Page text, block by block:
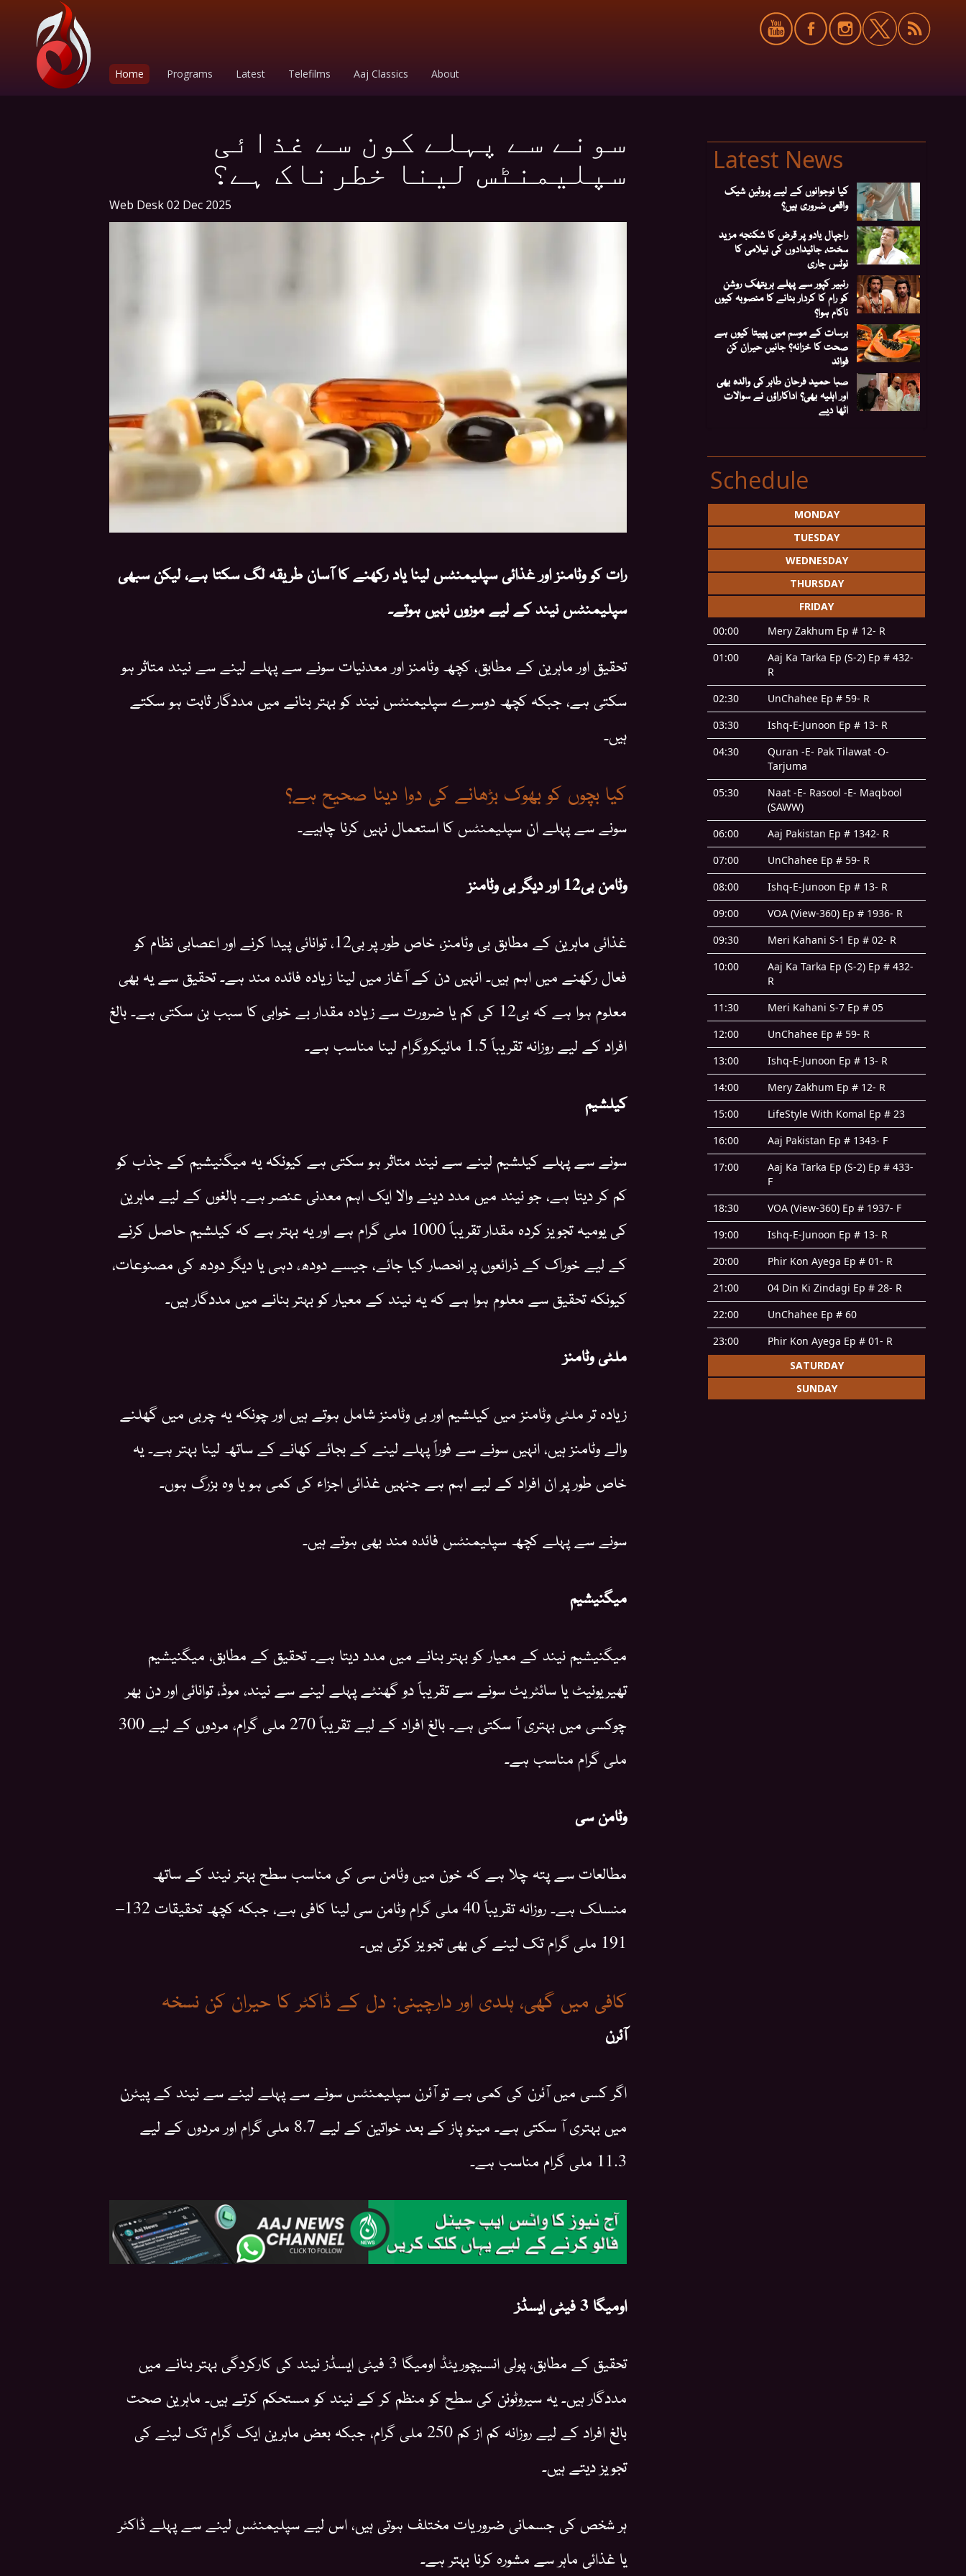
Home Programs Latest Telefilms Aaj Classics About
سونے سے پہلے کون سے غذائی
سپلیمنٹس لینا خطرناک ہے؟
Web Desk02 Dec 2025
رات کو وٹامنز اور غذائی سپلیمنٹس لینا یاد رکھنے کا آسان طریقہ لگ سکتا ہے، لیکن سبھی
سپلیمنٹس نیند کے لیے موزوں نہیں ہوتے۔
تحقیق اور ماہرین کے مطابق، کچھ وٹامنز اور معدنیات سونے سے پہلے لینے سے نیند متاثر ہو
سکتی ہے، جبکہ کچھ دوسرے سپلیمنٹس نیند کو بہتر بنانے میں مددگار ثابت ہو سکتے
ہیں۔
کیا بچوں کو بھوک بڑھانے کی دوا دینا صحیح ہے؟
سونے سے پہلے ان سپلیمنٹس کا استعمال نہیں کرنا چاہیے۔
وٹامن بی12 اور دیگر بی وٹامنز
غذائی ماہرین کے مطابق بی وٹامنز، خاص طور پر بی12، توانائی پیدا کرنے اور اعصابی نظام کو
فعال رکھنے میں اہم ہیں۔ انہیں دن کے آغاز میں لینا زیادہ فائدہ مند ہے۔ تحقیق سے یہ بھی
معلوم ہوا ہے کہ بی12 کی کم یا ضرورت سے زیادہ مقدار بے خوابی کا سبب بن سکتی ہے۔ بالغ
افراد کے لیے روزانہ تقریباً 1.5 مائیکروگرام لینا مناسب ہے۔
کیلشیم
سونے سے پہلے کیلشیم لینے سے نیند متاثر ہو سکتی ہے کیونکہ یہ میگنیشیم کے جذب کو
کم کر دیتا ہے، جو نیند میں مدد دینے والا ایک اہم معدنی عنصر ہے۔ بالغوں کے لیے ماہرین
کی یومیہ تجویز کردہ مقدار تقریباً 1000 ملی گرام ہے اور یہ بہتر ہے کہ کیلشیم حاصل کرنے
کے لیے خوراک کے ذرائعوں پر انحصار کیا جائے، جیسے دودھ، دہی یا دیگر دودھ کی مصنوعات،
کیونکہ تحقیق سے معلوم ہوا ہے کہ یہ نیند کے معیار کو بہتر بنانے میں مددگار ہیں۔
ملٹی وٹامنز
زیادہ تر ملٹی وٹامنز میں کیلشیم اور بی وٹامنز شامل ہوتے ہیں اور چونکہ یہ چربی میں گھلنے
والے وٹامنز ہیں، انہیں سونے سے فوراً پہلے لینے کے بجائے کھانے کے ساتھ لینا بہتر ہے۔ یہ
خاص طور پر ان افراد کے لیے اہم ہے جنہیں غذائی اجزاء کی کمی ہو یا وہ بزرگ ہوں۔
سونے سے پہلے کچھ سپلیمنٹس فائدہ مند بھی ہوتے ہیں۔
میگنیشیم
میگنیشیم نیند کے معیار کو بہتر بنانے میں مدد دیتا ہے۔ تحقیق کے مطابق، میگنیشیم
تھیریونیٹ یا سائٹریٹ سونے سے تقریباً دو گھنٹے پہلے لینے سے نیند، موڈ، توانائی اور دن بھر
چوکسی میں بہتری آ سکتی ہے۔ بالغ افراد کے لیے تقریباً 270 ملی گرام، مردوں کے لیے 300
ملی گرام مناسب ہے۔
وٹامن سی
مطالعات سے پتہ چلا ہے کہ خون میں وٹامن سی کی مناسب سطح بہتر نیند کے ساتھ
منسلک ہے۔ روزانہ تقریباً 40 ملی گرام وٹامن سی لینا کافی ہے، جبکہ کچھ تحقیقات 132–
191 ملی گرام تک لینے کی بھی تجویز کرتی ہیں۔
کافی میں گھی، ہلدی اور دارچینی: دل کے ڈاکٹر کا حیران کن نسخہ
آئرن
اگر کسی میں آئرن کی کمی ہے تو آئرن سپلیمنٹس سونے سے پہلے لینے سے نیند کے پیٹرن
میں بہتری آ سکتی ہے۔ مینو پاز کے بعد خواتین کے لیے 8.7 ملی گرام اور مردوں کے لیے
11.3 ملی گرام مناسب ہے۔
اومیگا 3 فیٹی ایسڈز
تحقیق کے مطابق، پولی انسیچوریٹڈ اومیگا 3 فیٹی ایسڈز نیند کی کارکردگی بہتر بنانے میں
مددگار ہیں۔ یہ سیروٹونن کی سطح کو منظم کر کے نیند کو مستحکم کرتے ہیں۔ ماہرین صحت
بالغ افراد کے لیے روزانہ کم از کم 250 ملی گرام، جبکہ بعض ماہرین ایک گرام تک لینے کی
تجویز دیتے ہیں۔
ہر شخص کی جسمانی ضروریات مختلف ہوتی ہیں، اس لیے سپلیمنٹس لینے سے پہلے ڈاکٹر
یا غذائی ماہر سے مشورہ کرنا بہتر ہے۔
Latest News
کیا نوجوانوں کے لیے پروٹین شیک
واقعی ضروری ہیں؟
راجپال یادو پر قرض کا شکنجہ مزید
سخت، جائیدادوں کی نیلامی کا
نوٹس جاری
رنبیر کپور سے پہلے ہریتھک روشن
کو رام کا کردار بنانے کا منصوبہ کیوں
ناکام ہوا؟
برسات کے موسم میں پپیتا کیوں ہے
صحت کا خزانہ؟ جانیں حیران کن
فوائد
صبا حمید فرحان طاہر کی والدہ بھی
اور اہلیہ بھی؟ اداکاراؤں نے سوالات
اٹھا دیے
Schedule
MONDAY
TUESDAY
WEDNESDAY
THURSDAY
FRIDAY
00:00
Mery Zakhum Ep # 12- R
01:00
Aaj Ka Tarka Ep (S-2) Ep # 432-
R
02:30
UnChahee Ep # 59- R
03:30
Ishq-E-Junoon Ep # 13- R
04:30
Quran -E- Pak Tilawat -O-
Tarjuma
05:30
Naat -E- Rasool -E- Maqbool
(SAWW)
06:00
Aaj Pakistan Ep # 1342- R
07:00
UnChahee Ep # 59- R
08:00
Ishq-E-Junoon Ep # 13- R
09:00
VOA (View-360) Ep # 1936- R
09:30
Meri Kahani S-1 Ep # 02- R
10:00
Aaj Ka Tarka Ep (S-2) Ep # 432-
R
11:30
Meri Kahani S-7 Ep # 05
12:00
UnChahee Ep # 59- R
13:00
Ishq-E-Junoon Ep # 13- R
14:00
Mery Zakhum Ep # 12- R
15:00
LifeStyle With Komal Ep # 23
16:00
Aaj Pakistan Ep # 1343- F
17:00
Aaj Ka Tarka Ep (S-2) Ep # 433-
F
18:30
VOA (View-360) Ep # 1937- F
19:00
Ishq-E-Junoon Ep # 13- R
20:00
Phir Kon Ayega Ep # 01- R
21:00
04 Din Ki Zindagi Ep # 28- R
22:00
UnChahee Ep # 60
23:00
Phir Kon Ayega Ep # 01- R
SATURDAY
SUNDAY